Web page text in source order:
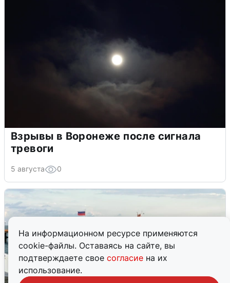
На информационном ресурсе применяются
cookie-файлы. Оставаясь на сайте, вы
подтверждаете свое согласие на их
использование.
Взрывы в Воронеже после сигнала
тревоги
5 августа 0